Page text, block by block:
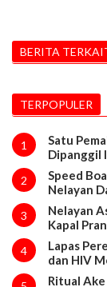
BERITA
TERPOPULER
1
Satu
Dipanggil
2
Speed
Nelayan
3
Nelayan
Kapal
4
Lapas
dan HIV
Ritual